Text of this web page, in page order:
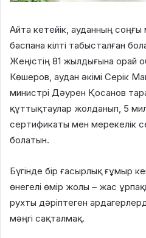
Айта кетейік, ауданның
баспана кілті табысталған
Жеңістің 81 жылдығына орай
Көшеров, аудан әкімі Серік
министрі Дәурен Қосанов
құттықтаулар жолданып, 5
сертификаты мен мерекелік
болатын.
Бүгінде бір ғасырлық ғұмыр
өнегелі өмір жолы – жас
рухты дәріптеген
мәңгі сақталмақ.